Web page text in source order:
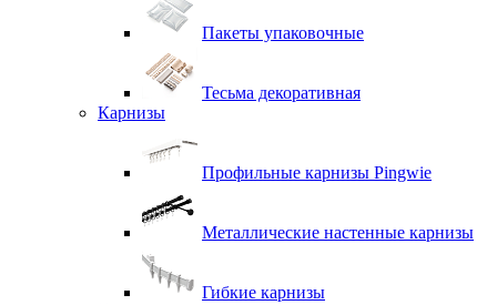
Пакеты упаковочные
Тесьма декоративная
Карнизы
Профильные карнизы Pingwie
Металлические настенные карнизы
Гибкие карнизы